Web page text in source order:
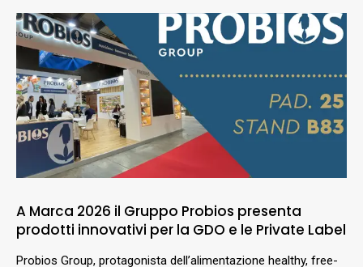
A Marca 2026 il Gruppo Probios presenta
prodotti innovativi per la GDO e le Private Label
Probios Group, protagonista dell’alimentazione healthy, free-